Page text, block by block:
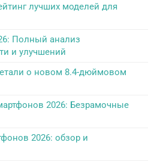
лучших моделей для
Полный анализ
и улучшений
о новом 8.4-дюймовом
2026: Безрамочные
2026: обзор и